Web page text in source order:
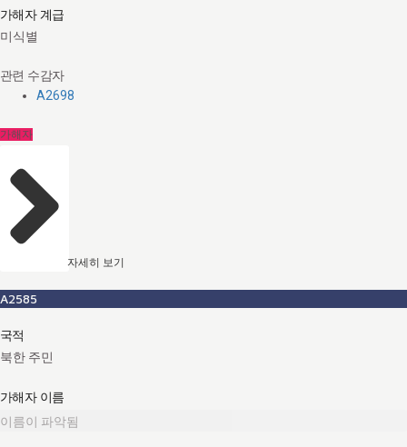
가해자 계급
미식별
관련 수감자
A2698
가해자
자세히 보기
A2585
국적
북한 주민
가해자 이름
이름이 파악됨